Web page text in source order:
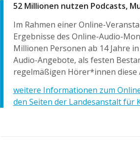
52 Millionen nutzen Podcasts,
Im Rahmen einer Online-
Ergebnisse des Online-Audio-
Millionen Personen ab 14 Jahre
Audio-Angebote, als festen
regelmäßigen Hörer*innen diese
weitere Informationen zum
den Seiten der Landesanstalt für